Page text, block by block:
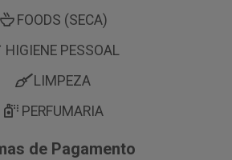
FOODS (SECA)
HIGIENE PESSOAL
LIMPEZA
PERFUMARIA
de Pagamento